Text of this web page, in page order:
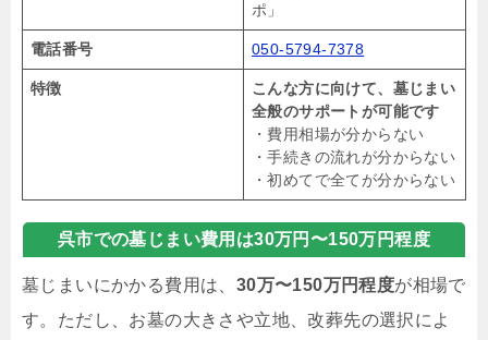
ポ」
電話番号 050-5794-7378
特徴
こんな方に向けて、墓じまい
全般のサポートが可能です
・費用相場が分からない
・手続きの流れが分からない
・初めてで全てが分からない
呉市での墓じまい費用は30万円〜150万円程度
墓じまいにかかる費用は、 30万〜150万円程度が相場で
す。ただし、お墓の大きさや立地、改葬先の選択によ